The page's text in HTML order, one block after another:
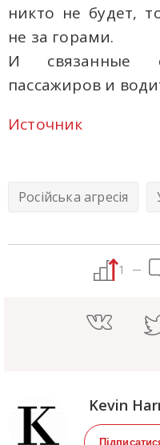
никто не будет,
не за горами.
И связанные
пассажиров и
Источник
Російська агресія
1
Kevin